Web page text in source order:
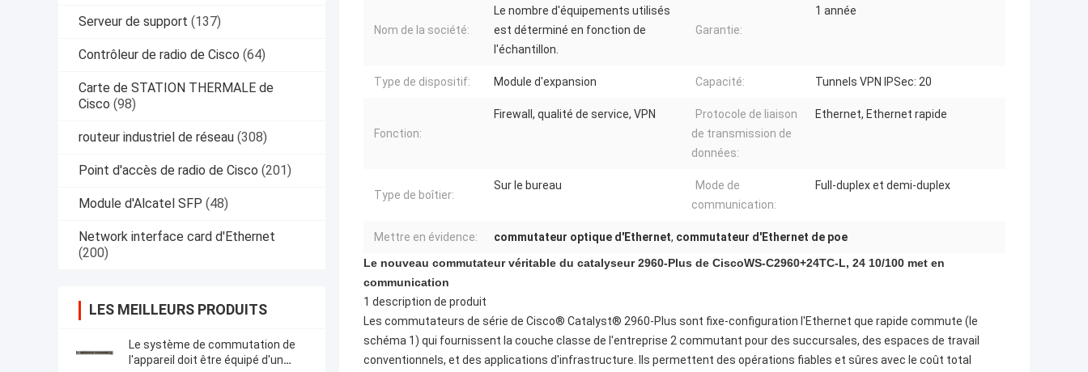
Serveur de support (137)
Contrôleur de radio de Cisco (64)
Carte de STATION THERMALE de
Cisco (98)
routeur industriel de réseau (308)
Point d'accès de radio de Cisco (201)
Module d'Alcatel SFP (48)
Network interface card d'Ethernet
(200)
LES MEILLEURS PRODUITS
Le système de commutation de
l'appareil doit être équipé d'un
Nom de la société:
Le nombre d'équipements utilisés
est déterminé en fonction de
l'échantillon.
Garantie:
1 année
Type de dispositif: Module d'expansion Capacité: Tunnels VPN IPSec: 20
Fonction:
Firewall, qualité de service, VPN
Protocole de liaison
de transmission de
données:
Ethernet, Ethernet rapide
Type de boîtier:
Sur le bureau
Mode de
communication:
Full-duplex et demi-duplex
Mettre en évidence: commutateur optique d'Ethernet, commutateur d'Ethernet de poe
Le nouveau commutateur véritable du catalyseur 2960-Plus de CiscoWS-C2960+24TC-L, 24 10/100 met en
communication
1 description de produit
Les commutateurs de série de Cisco® Catalyst® 2960-Plus sont fixe-configuration l'Ethernet que rapide commute (le
schéma 1) qui fournissent la couche classe de l'entreprise 2 commutant pour des succursales, des espaces de travail
conventionnels, et des applications d'infrastructure. Ils permettent des opérations fiables et sûres avec le coût total